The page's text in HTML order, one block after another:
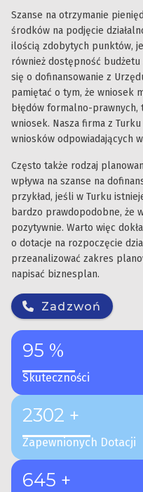
Szanse na otrzymanie
środków na podjęcie
ilością zdobytych punktów,
również dostępność
się o dofinansowanie z
pamiętać o tym, że wniosek
błędów formalno-prawnych,
wniosek. Nasza firma z
wniosków odpowiadających
Często także rodzaj
wpływa na szanse na
przykład, jeśli w Turku
bardzo prawdopodobne, że
pozytywnie. Warto więc
o dotacje na rozpoczęcie
przeanalizować zakres
napisać biznesplan.
Zadzwoń
95 %
Skuteczności
2302 +
Zapewnionych Dotacji
645 +